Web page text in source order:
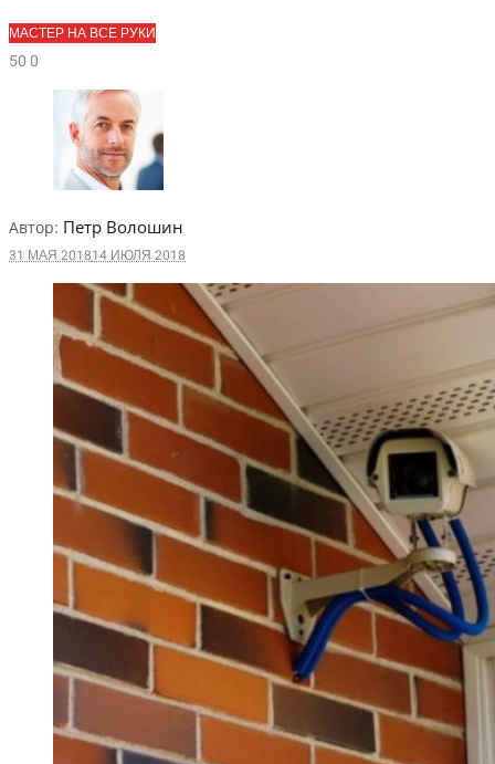
МАСТЕР НА ВСЕ РУКИ
500
Автор: Петр Волошин
31 МАЯ 201814 ИЮЛЯ 2018